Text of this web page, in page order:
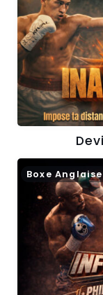
Boxe Anglaise